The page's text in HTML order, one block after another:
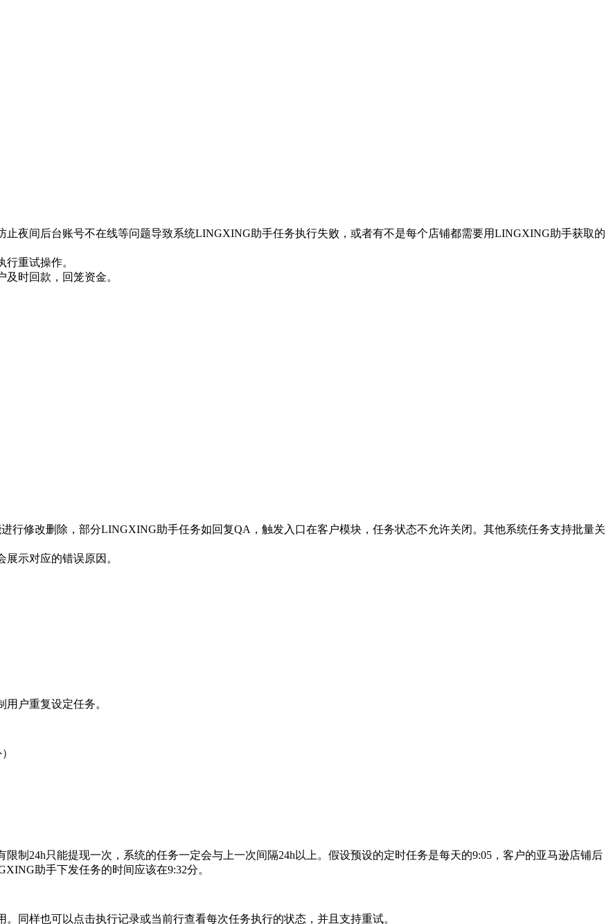
夜间后台账号不在线等问题导致系统LINGXING助手任务执行失败，或者有不是每个店铺都需要用LINGXING助手获取的
重试操作。
时回款，回笼资金。
行修改删除，部分LINGXING助手任务如回复QA，触发入口在客户模块，任务状态不允许关闭。其他系统任务支持批量关
示对应的错误原因。
户重复设定任务。
制24h只能提现一次，系统的任务一定会与上一次间隔24h以上。假设预设的定时任务是每天的9:05，客户的亚马逊店铺后
助手下发任务的时间应该在9:32分。
同样也可以点击执行记录或当前行查看每次任务执行的状态，并且支持重试。